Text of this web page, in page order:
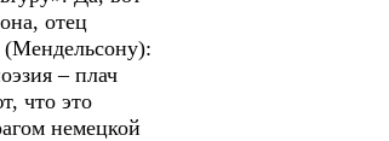
отец
(Мендельсону):
– плач
что это
немецкой